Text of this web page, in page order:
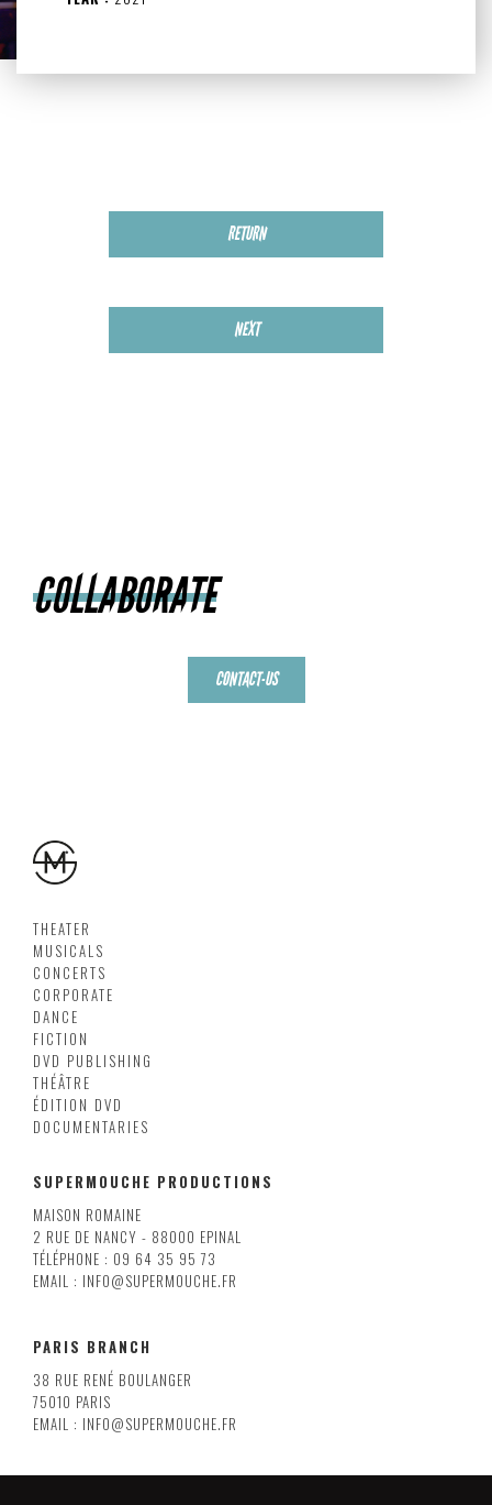
RETURN
NEXT
COLLABORATE
CONTACT-US
THEATER
MUSICALS
CONCERTS
CORPORATE
DANCE
FICTION
DVD PUBLISHING
THÉÂTRE
ÉDITION DVD
DOCUMENTARIES
SUPERMOUCHE PRODUCTIONS
MAISON ROMAINE
2 RUE DE NANCY - 88000 EPINAL
TÉLÉPHONE : 09 64 35 95 73
EMAIL : INFO@SUPERMOUCHE.FR
PARIS BRANCH
38 RUE RENÉ BOULANGER
75010 PARIS
EMAIL : INFO@SUPERMOUCHE.FR